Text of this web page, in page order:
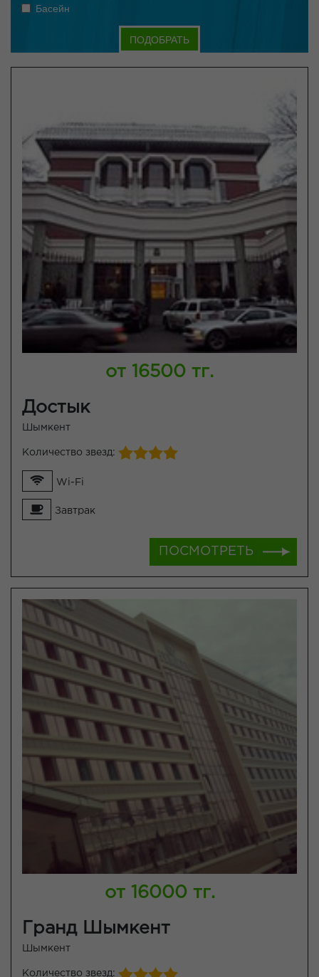
Басейн
ПОДОБРАТЬ
от 16500 тг.
Достык
Шымкент
Количество звезд:
Wi-Fi
Завтрак
ПОСМОТРЕТЬ
от 16000 тг.
Гранд Шымкент
Шымкент
Количество звезд: